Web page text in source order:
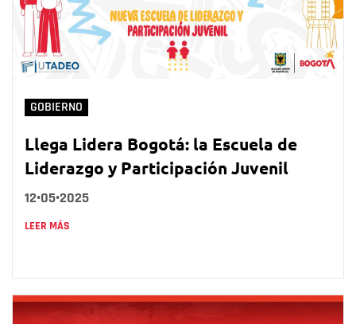
GOBIERNO
Llega Lidera Bogotá: la Escuela de
Liderazgo y Participación Juvenil
12•05•2025
LEER MÁS